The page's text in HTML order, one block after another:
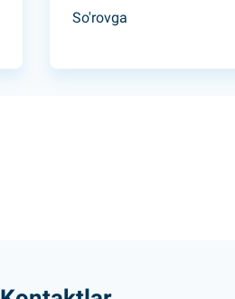
So'rovga